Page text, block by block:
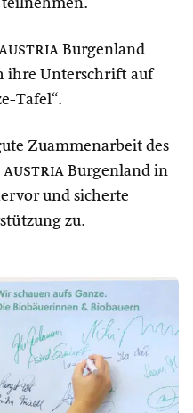
teilnehmen.
Burgenland
ihre Unterschrift auf
Tafel“.
Zuammenarbeit des
austria Burgenland in
und sicherte
zu.